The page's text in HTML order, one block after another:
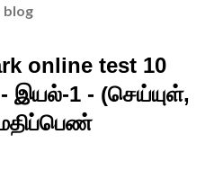
blog
online test 10
- இயல்-1 - (செய்யுள்,